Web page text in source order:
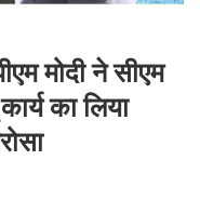
मोदी ने सीएम
का लिया